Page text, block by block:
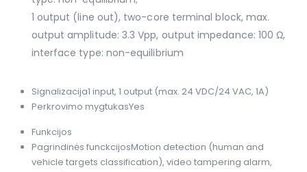
1 output (line out), two-core terminal block, max.
output amplitude: 3.3 Vpp, output impedance: 100 Ω,
interface type: non-equilibrium
Signalizacija1 input, 1 output (max. 24 VDC/24 VAC, 1A)
Perkrovimo mygtukasYes
Funkcijos
Pagrindinės funckcijosMotion detection (human and
vehicle targets classification), video tampering alarm,